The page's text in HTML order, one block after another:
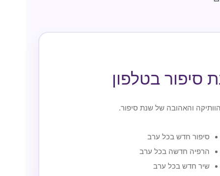
סיפור בטלפון
והאהובה של שנת סיפור.
סיפור חדש בכל ערב
הרפיה חדשה בכל ערב
שיר חדש בכל ערב